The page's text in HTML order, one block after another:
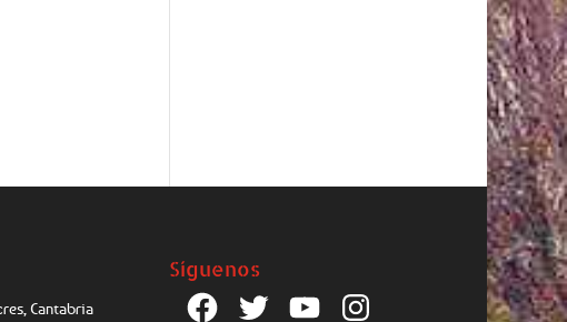
Síguenos
FacebookTwitter YouTubeInstagram